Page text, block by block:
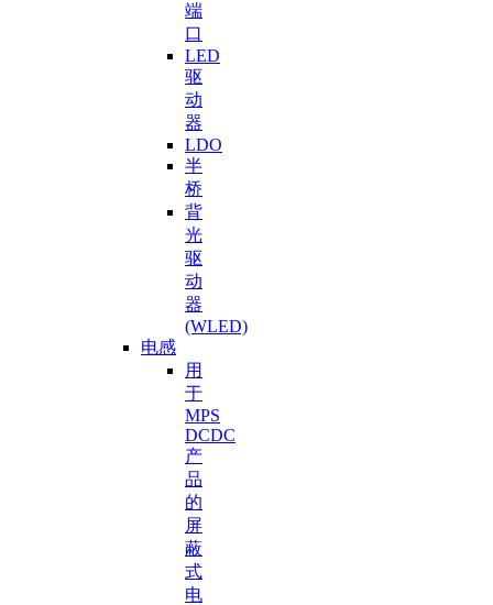
端
口
LED
驱
动
器
LDO
半
桥
背
光
驱
动
器
(WLED)
电感
用
于
MPS
DCDC
产
品
的
屏
蔽
式
电